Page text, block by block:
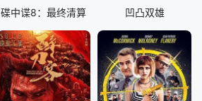
碟中谍8：最终清算 凹凸双雄